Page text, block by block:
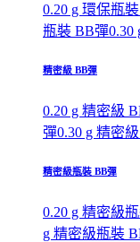
0.20 g 環保瓶
瓶裝 BB彈0.30
精密級 BB彈
0.20 g 精密級
彈0.30 g 精密
精密級瓶裝 BB彈
0.20 g 精密級
g 精密級瓶裝